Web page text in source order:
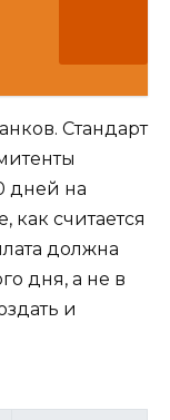
Стандарт
дней на
как считается
должна
дня, а не в
и